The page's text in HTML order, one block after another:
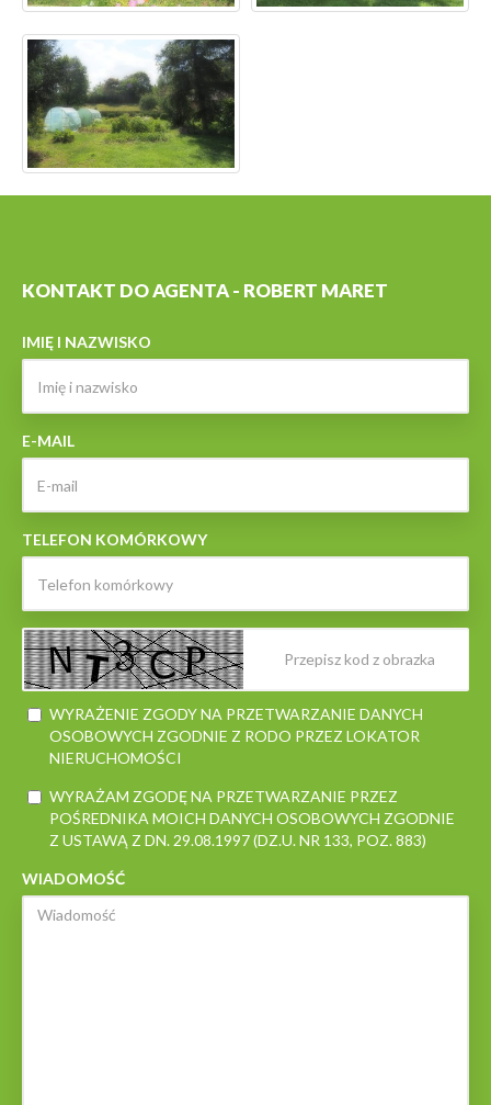
KONTAKT DO AGENTA - ROBERT MARET
IMIĘ I NAZWISKO
E-MAIL
TELEFON KOMÓRKOWY
WYRAŻENIE ZGODY NA PRZETWARZANIE DANYCH
OSOBOWYCH ZGODNIE Z RODO PRZEZ LOKATOR
NIERUCHOMOŚCI
WYRAŻAM ZGODĘ NA PRZETWARZANIE PRZEZ
POŚREDNIKA MOICH DANYCH OSOBOWYCH ZGODNIE
Z USTAWĄ Z DN. 29.08.1997 (DZ.U. NR 133, POZ. 883)
WIADOMOŚĆ